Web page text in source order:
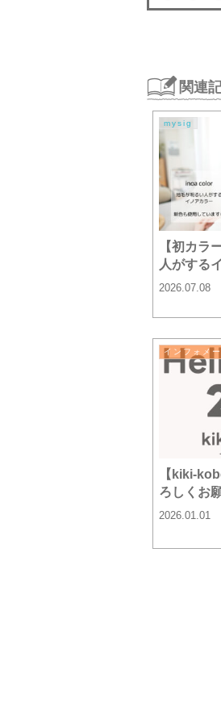
関連
mysig
【初カラ
人がする
2026.07.08
インフォメ
【kiki-
ろしくお
2026.01.01